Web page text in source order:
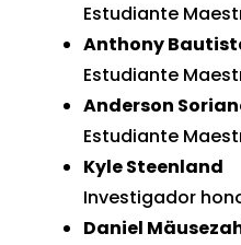
Estudiante
Anthony
Estudiante
Anderson
Estudiante
Kyle Steenland
Investigador
Daniel